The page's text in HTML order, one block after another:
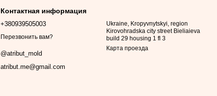
Контактная информация
+380939505003
Перезвонить вам?
@atribut_mold
atribut.me@gmail.com
Ukraine, Kropyvnytskyi, region
Kirovohradska city street Bieliaieva
build 29 housing 1 fl 3
Карта проезда